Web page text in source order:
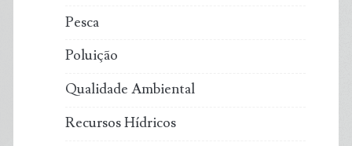
Pesca
Poluição
Qualidade Ambiental
Recursos Hídricos